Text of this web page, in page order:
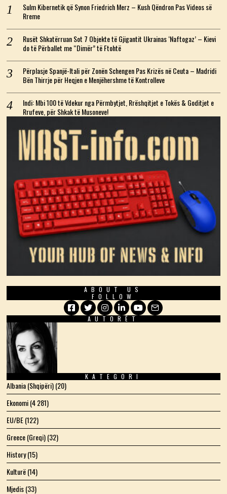
Sulm Kibernetik që Synon Friedrich Merz – Kush Qëndron Pas Videos së
Rreme
Rusët Shkatërruan Sot 7 Objekte të Gjigantit Ukrainas ‘Naftogaz’ – Kievi
do të Përballet me “Dimër” të Ftohtë
Përplasje Spanjë-Itali për Zonën Schengen Pas Krizës në Ceuta – Madridi
Bën Thirrje për Heqjen e Menjëhershme të Kontrolleve
Indi: Mbi 100 të Vdekur nga Përmbytjet, Rrëshqitjet e Tokës & Goditjet e
Rrufeve, për Shkak të Musoneve!
ABOUT US
FOLLOW
Facebook
TwitterInstagram
LinkedIn
YouTube
Email
AUTORËT
KATEGORI
Albania (Shqipëri)(20)
Ekonomi(4 281)
EU/BE(122)
Greece (Greqi)(32)
History(15)
Kulturë(14)
Mjedis(33)